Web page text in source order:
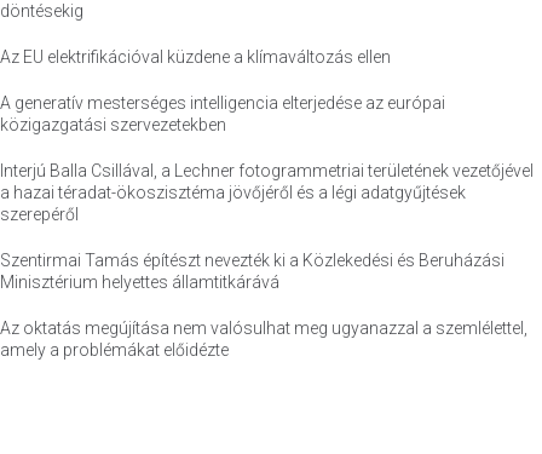
döntésekig
Az EU elektrifikációval küzdene a klímaváltozás ellen
A generatív mesterséges intelligencia elterjedése az európai
közigazgatási szervezetekben
Interjú Balla Csillával, a Lechner fotogrammetriai területének vezetőjével
a hazai téradat-ökoszisztéma jövőjéről és a légi adatgyűjtések
szerepéről
Szentirmai Tamás építészt nevezték ki a Közlekedési és Beruházási
Minisztérium helyettes államtitkárává
Az oktatás megújítása nem valósulhat meg ugyanazzal a szemlélettel,
amely a problémákat előidézte